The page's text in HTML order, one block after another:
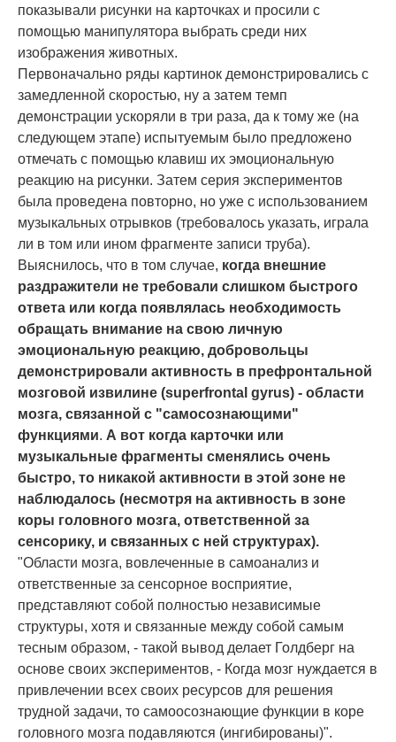
показывали рисунки на карточках и просили с
помощью манипулятора выбрать среди них
изображения животных.
Первоначально ряды картинок демонстрировались с
замедленной скоростью, ну а затем темп
демонстрации ускоряли в три раза, да к тому же (на
следующем этапе) испытуемым было предложено
отмечать с помощью клавиш их эмоциональную
реакцию на рисунки. Затем серия экспериментов
была проведена повторно, но уже с использованием
музыкальных отрывков (требовалось указать, играла
ли в том или ином фрагменте записи труба).
Выяснилось, что в том случае, когда внешние
раздражители не требовали слишком быстрого
ответа или когда появлялась необходимость
обращать внимание на свою личную
эмоциональную реакцию, добровольцы
демонстрировали активность в префронтальной
мозговой извилине (superfrontal gyrus) - области
мозга, связанной с "самосознающими"
функциями. А вот когда карточки или
музыкальные фрагменты сменялись очень
быстро, то никакой активности в этой зоне не
наблюдалось (несмотря на активность в зоне
коры головного мозга, ответственной за
сенсорику, и связанных с ней структурах).
"Области мозга, вовлеченные в самоанализ и
ответственные за сенсорное восприятие,
представляют собой полностью независимые
структуры, хотя и связанные между собой самым
тесным образом, - такой вывод делает Голдберг на
основе своих экспериментов, - Когда мозг нуждается в
привлечении всех своих ресурсов для решения
трудной задачи, то самоосознающие функции в коре
головного мозга подавляются (ингибированы)".